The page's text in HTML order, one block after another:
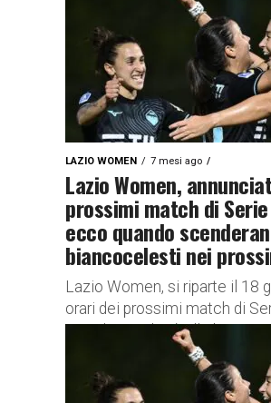
LAZIO WOMEN 7 mesi ago
Lazio Women,
prossimi match di
ecco quando
biancocelesti nei
Lazio Women, si riparte il 18
orari dei prossimi match di
quando toccherà alle